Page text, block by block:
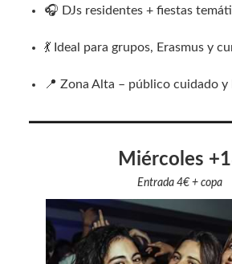
🎧 DJs residentes + fiestas
💃 Ideal para grupos, Erasmus y
📍 Zona Alta – público cuidado
Miércoles
Entrada 4€ + copa